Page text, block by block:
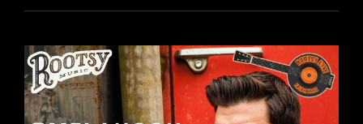
CARSON
(US)